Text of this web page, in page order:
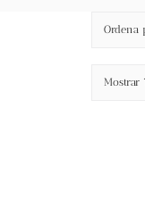
Ordena
Mostrar